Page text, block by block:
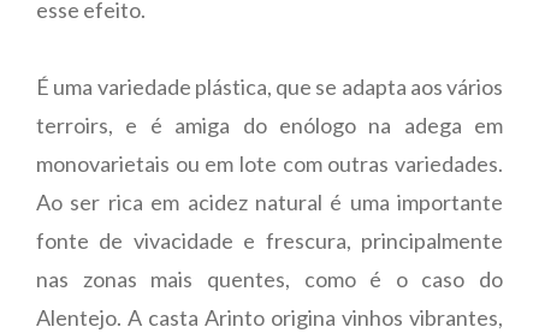
esse efeito.
É uma variedade plástica, que se adapta aos vários
terroirs, e é amiga do enólogo na adega em
monovarietais ou em lote com outras variedades.
Ao ser rica em acidez natural é uma importante
fonte de vivacidade e frescura, principalmente
nas zonas mais quentes, como é o caso do
Alentejo. A casta Arinto origina vinhos vibrantes,